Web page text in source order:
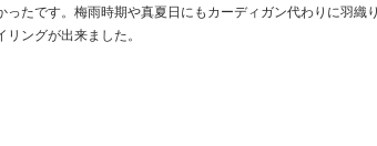
たです。梅雨時期や真夏日にもカーディガン代わりに羽織
ングが出来ました。